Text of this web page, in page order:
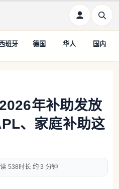
班牙 德国 华人 国内
年补助发放
、家庭补助这
538 约 3 分钟